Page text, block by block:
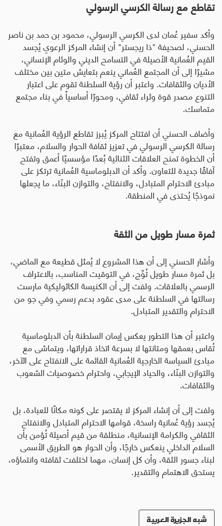
تقاطع مع رسالة الكرسي الرسولي
وأكد سفير عُمان لدى الكرسي الرسولي، محمود بن حمد بن ناصر
الحسني، لصحيفة "ذا ريجستر" أن إنشاء المركز الرعوي يُجسد
القيم العُمانية الأصيلة في التسامح الديني والوئام الإنساني،
مشيرًا إلى أن المجتمع العُماني ينعم بتعايش متين بين مختلف
الأديان والثقافات. واعتبر أن رؤية السلطنة تقوم على اعتبار
التنوع مصدر قوة وثراء ثقافي، ومحورًا أساسياً في بناء مجتمع
متماسك.
وأضاف الحسني أن افتتاح المركز يُبرز تقاطع الرؤية العُمانية مع
رسالة الكرسي الرسولي في تعزيز ثقافة الحوار والسلام، معتبرًا
أن الخطوة تمنح العلاقات الثنائية بُعدًا مؤسسيًا أعمق وتفتح
آفاقًا جديدة للتعاون. وأكد أن الدبلوماسية العُمانية ترتكز على
مبادئ الاحترام المتبادل، والانفتاح، والتوازن البنّاء، ما يجعلها
نموذجًا يُحتذى في المنطقة.
ثمرة مسار طويل من الثقة
وأشار الحسني إلى أن هذا المشروع لا يُمثل قطيعة مع الماضي،
بل ثمرة مسار طويل تُوِّج، في التوقيت المناسب، بالاعتراف
الرسمي بالعلاقات. ولفت إلى أن الكنيسة الكاثوليكية مارست
رسالتها في السلطنة على مدى عقود بدعم رسمي وفي جو من
الاحترام والتقدير المتبادل.
واعتبر أن هذا التطور يعكس إيمان السلطنة بأن الدبلوماسية
تُقاس بعمقها ومتانتها لا بسرعة اتخاذ قراراتها، ويتماشى مع
مبادئ السياسة الخارجية العُمانية القائمة على الانفتاح على الآخر،
والتوازن البنّاء، والحياد الإيجابي، واحترام خصوصيات الشعوب
والثقافات.
ولفت إلى أن إنشاء المركز لا يقتصر على كونه مكانًا للعبادة، بل
يُجسد رؤية عُمانية راسخة، قوامها الاحترام المتبادل والانفتاح
الثقافي والكرامة الإنسانية، منطلقة من قيم أصيلة تُؤمن بأن
السلام الداخلي ينعكس خارجًا، وأن الحوار هو الطريق الأسمى
لبناء جسور الثقة، وأن كل إنسان، مهما اختلفت ثقافته وانتماؤه،
يستحق الاهتمام والتقدير.
شبه الجزيرة العربية